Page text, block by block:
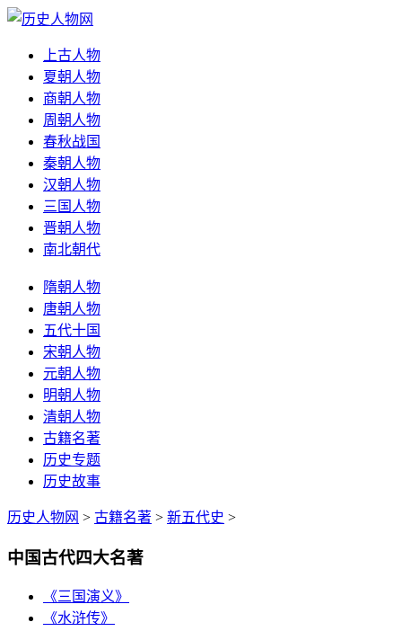
上古人物
夏朝人物
商朝人物
周朝人物
春秋战国
秦朝人物
汉朝人物
三国人物
晋朝人物
南北朝代
隋朝人物
唐朝人物
五代十国
宋朝人物
元朝人物
明朝人物
清朝人物
古籍名著
历史专题
历史故事
历史人物网 > 古籍名著 > 新五代史 >
中国古代四大名著
《三国演义》
《水浒传》